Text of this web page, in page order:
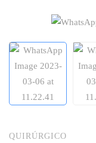
QUIRÚRGICO